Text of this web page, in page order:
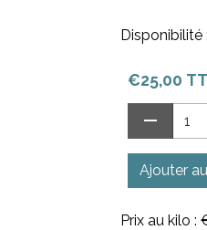
Disponibilité :
€25,00
Ajouter
Prix au kilo :